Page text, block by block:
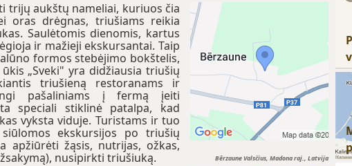
Bērzaune Valsčius, Madona raj., Latvija
trijų aukštų nameliai, kuriuos čia
oras drėgnas, triušiams reikia
Saulėtomis dienomis, kartus
ir mažieji ekskursantai. Taip
formos stebėjimo bokštelis,
„Sveki" yra didžiausia triušių
triušieną restoranams ir
pašaliniams į fermą įeiti
speciali stiklinė patalpa, kad
vyksta viduje. Turistams ir tuo
ekskursijos po triušių
apžiūrėti žąsis, nutrijas, ožkas,
nusipirkti triušiuką.